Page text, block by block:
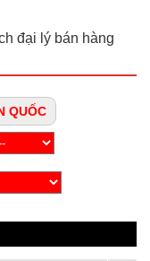
đại lý bán hàng